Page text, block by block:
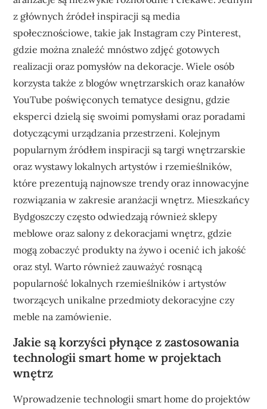
z głównych źródeł inspiracji są media
społecznościowe, takie jak Instagram czy Pinterest,
gdzie można znaleźć mnóstwo zdjęć gotowych
realizacji oraz pomysłów na dekoracje. Wiele osób
korzysta także z blogów wnętrzarskich oraz kanałów
YouTube poświęconych tematyce designu, gdzie
eksperci dzielą się swoimi pomysłami oraz poradami
dotyczącymi urządzania przestrzeni. Kolejnym
popularnym źródłem inspiracji są targi wnętrzarskie
oraz wystawy lokalnych artystów i rzemieślników,
które prezentują najnowsze trendy oraz innowacyjne
rozwiązania w zakresie aranżacji wnętrz. Mieszkańcy
Bydgoszczy często odwiedzają również sklepy
meblowe oraz salony z dekoracjami wnętrz, gdzie
mogą zobaczyć produkty na żywo i ocenić ich jakość
oraz styl. Warto również zauważyć rosnącą
popularność lokalnych rzemieślników i artystów
tworzących unikalne przedmioty dekoracyjne czy
meble na zamówienie.
Jakie są korzyści płynące z zastosowania
technologii smart home w projektach
wnętrz
Wprowadzenie technologii smart home do projektów